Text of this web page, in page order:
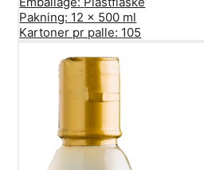
Pakning: 12 x 500 ml
Kartoner pr palle: 105